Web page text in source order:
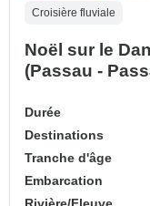
Croisière fluviale
Noël sur le
(Passau -
Durée
Destinations
Tranche d'âge
Embarcation